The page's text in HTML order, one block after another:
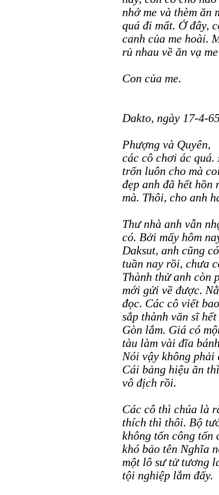
nhớ me và thèm ăn
quá đi mất. Ở đây,
canh của me hoài.
rủ nhau về ăn vạ
Con của me.
Dakto, ngày 17-4-
Phượng và Quyên,
các cô chơi ác
trốn luôn cho mà
đẹp anh đã hết
mà. Thôi, cho anh
Thư nhà anh vẫn
có. Bởi mấy hôm
Daksut, anh cũng
tuần nay rồi, chưa
Thành thử anh còn
mới gửi về được.
đọc. Các cô viết
sắp thành văn sĩ
Gòn lắm. Giá có
tàu làm vài đĩa
Nói vậy không phải
Cái bảng hiệu ăn
vô địch rồi.
Các cô thì chúa là
thích thì thôi. Bộ
không tốn công tốn
khó bảo tên Nghĩa
một lô sư tử tương
tội nghiệp lắm đấy.